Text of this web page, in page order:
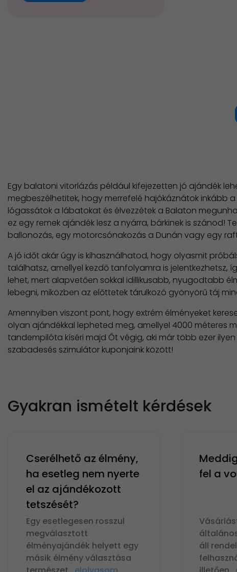
Egy balatoni vitorlázás például kifejezetten jó ajándék
megbeszélhetitek, hogy merrefelé hajókáznátok inkább
lógassátok a lábatokat és élvezzétek a Balaton
ez egy remek ajándék lesz a nyárra, bárkinek is szánod!
ballonozás, egy motorcsónakozás a Dunán vagy egy
A jó időt akár úgy is kihasználhatod, hogy olyasmit
találhatsz, amellyel kezdő tanfolyamra is jelentkezhetsz,
lehet, mert alapvetően sokkal idillikusabb, nyugodtabb
lebegni, miközben az előttetek tárulkozó gyönyörű táj
Amennyiben viszont pont, hogy extrém élményeket
olyan ajándékkal lepheted meg, amellyel 4000 méteres
tandempilóta kíséri majd Őt végig, aki már több ezer
szabadesés szimulátor kuponjaink között!
Gyakran ismételt kérdések
Cserélhető az élmény,
ha esetleg nem nyerte
el az ajándékozott
tetszését?
Egy esetlegesen rosszul
megválasztott
élményajándék helyett egy
másik élmény választása
fel a
áll